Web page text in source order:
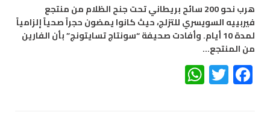
هرب نحو 200 سائح بريطاني تحت جنح الظلام من منتجع
فيربييه السويسري للتزلج، حيث كانوا يمضون حجراً صحياً إلزامياً
لمدة 10 أيام. وأفادت صحيفة “سونتاج تسايتونج” بأن الفارين
من المنتجع…
Facebook
Twitter